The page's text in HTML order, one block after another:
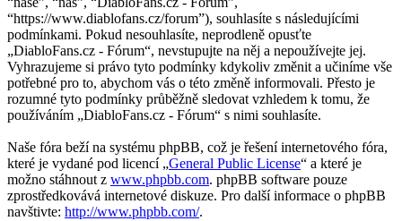
“https://www.diablofans.cz/forum”), souhlasíte s následujícími
podmínkami. Pokud nesouhlasíte, neprodleně opusťte
„DiabloFans.cz - Fórum“, nevstupujte na něj a nepoužívejte jej.
Vyhrazujeme si právo tyto podmínky kdykoliv změnit a učiníme vše
potřebné pro to, abychom vás o této změně informovali. Přesto je
rozumné tyto podmínky průběžně sledovat vzhledem k tomu, že
používáním „DiabloFans.cz - Fórum“ s nimi souhlasíte.
Naše fóra beží na systému phpBB, což je řešení internetového fóra,
které je vydané pod licencí „General Public License“ a které je
možno stáhnout z www.phpbb.com. phpBB software pouze
zprostředkovává internetové diskuze. Pro další informace o phpBB
navštivte: http://www.phpbb.com/.